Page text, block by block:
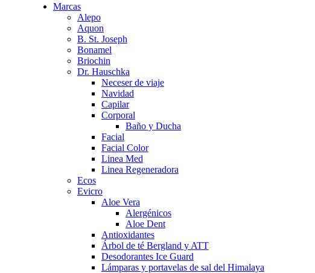
Marcas
Alepo
Aquon
B. St. Joseph
Bonamel
Briochin
Dr. Hauschka
Neceser de viaje
Navidad
Capilar
Corporal
Baño y Ducha
Facial
Facial Color
Linea Med
Linea Regeneradora
Ecos
Evicro
Aloe Vera
Alergénicos
Aloe Dent
Antioxidantes
Árbol de té Bergland y ATT
Desodorantes Ice Guard
Lámparas y portavelas de sal del Himalaya